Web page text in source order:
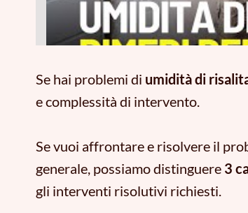
Se hai problemi di umidità di
e complessità di intervento.
Se vuoi affrontare e risolvere il
generale, possiamo distinguere 3
gli interventi risolutivi richiesti.